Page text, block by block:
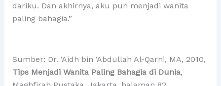
dariku. Dan akhirnya, aku pun menjadi wanita
paling bahagia.”
Sumber: Dr. ‘Aidh bin ‘Abdullah Al-Qarni, MA, 2010,
Tips Menjadi Wanita Paling Bahagia di Dunia,